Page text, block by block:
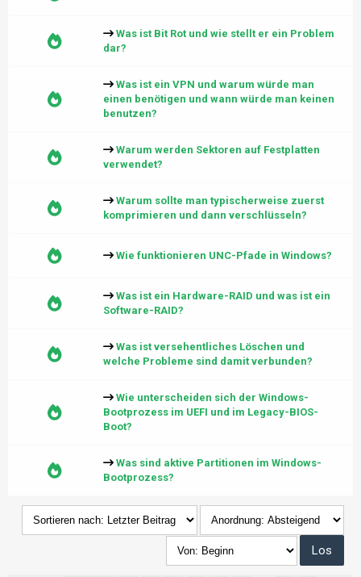
Was ist Bit Rot und wie stellt er ein Problem
dar?
Was ist ein VPN und warum würde man
einen benötigen und wann würde man keinen
benutzen?
Warum werden Sektoren auf Festplatten
verwendet?
Warum sollte man typischerweise zuerst
komprimieren und dann verschlüsseln?
Wie funktionieren UNC-Pfade in Windows?
Was ist ein Hardware-RAID und was ist ein
Software-RAID?
Was ist versehentliches Löschen und
welche Probleme sind damit verbunden?
Wie unterscheiden sich der Windows-
Bootprozess im UEFI und im Legacy-BIOS-
Boot?
Was sind aktive Partitionen im Windows-
Bootprozess?